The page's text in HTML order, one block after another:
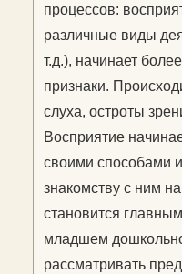
процессов:
различные виды
т.д.), начинает
признаки.
слуха, остроты
Восприятие
своими способами
знакомству с ним
становится
младшем
рассматривать